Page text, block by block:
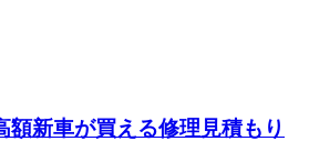
額新車が買える修理見積もり